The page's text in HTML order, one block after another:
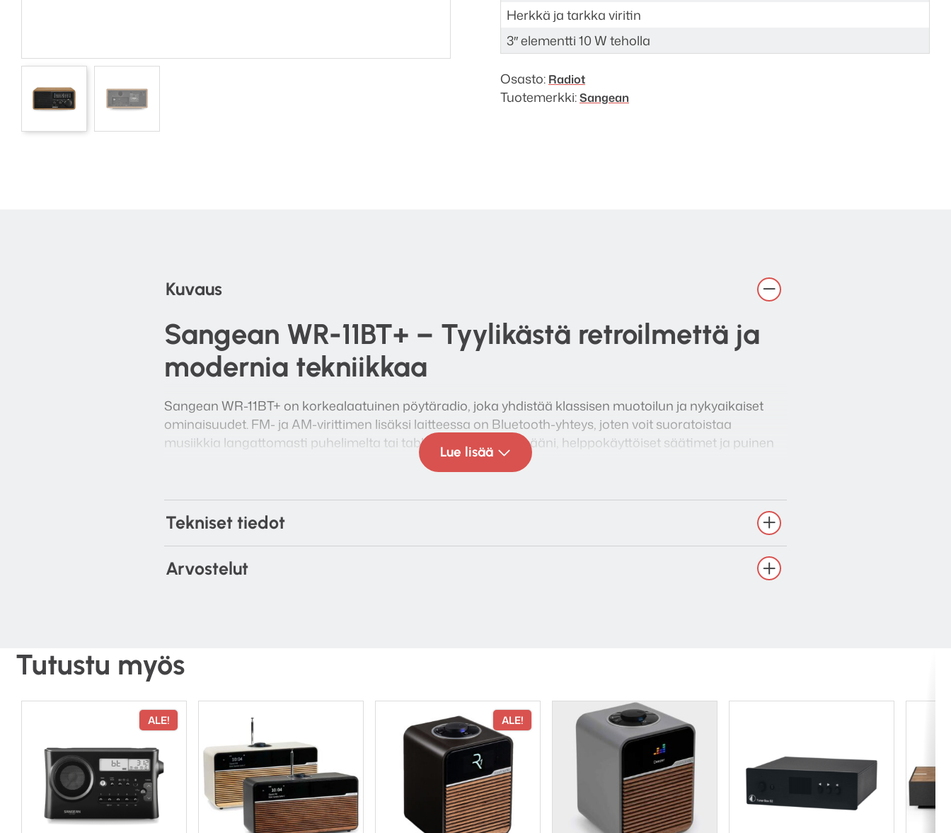
Herkkä ja tarkka viritin
3″ elementti 10 W teholla
Osasto: Radiot
Tuotemerkki:Sangean
Kuvaus
Sangean WR-11BT+ – Tyylikästä retroilmettä ja
modernia tekniikkaa
Sangean WR-11BT+ on korkealaatuinen pöytäradio, joka yhdistää klassisen muotoilun ja nykyaikaiset
ominaisuudet. FM- ja AM-virittimen lisäksi laitteessa on Bluetooth-yhteys, joten voit suoratoistaa
musiikkia langattomasti puhelimelta tai tabletilta. Täyteläinen ääni, helppokäyttöiset säätimet ja puinen
kotelo tekevät siitä täydellisen valinnan niin keittiöön, toimistoon kuin mökillekin.
Lue lisää
Tekniset tiedot
Arvostelut
Tutustu myös
ALE! ALE!